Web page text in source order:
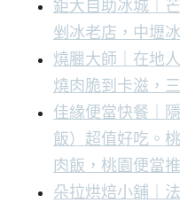
鉅大自助冰城｜
剉冰老店，中壢
燒臘大師｜在地
燒肉脆到卡滋，
佳緣便當快餐｜
飯）超值好吃。
肉飯，桃園便當
朵拉烘焙小舖｜